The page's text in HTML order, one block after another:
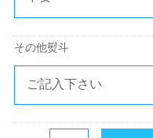
その他熨斗